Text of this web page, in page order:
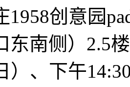
1958创意园
东南侧）2.5楼
）、下午